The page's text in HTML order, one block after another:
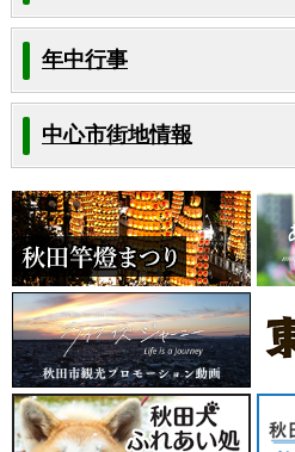
年中行事
中心市街地情報